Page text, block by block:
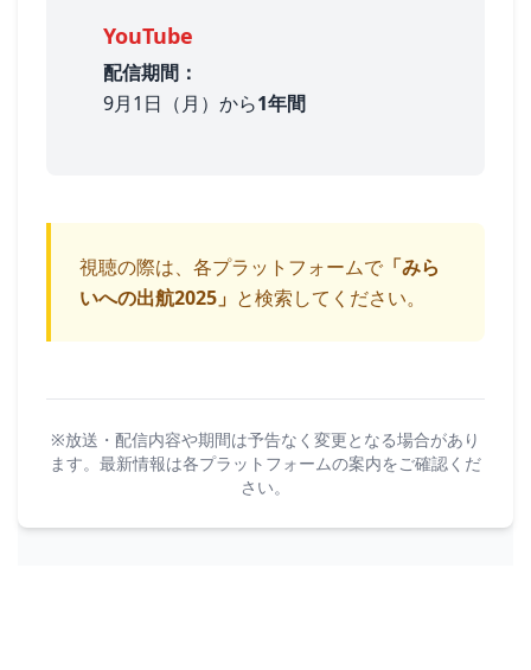
YouTube
配信期間：
9月1日（月） から1年間
視聴の際は、各プラットフォームで 「みら
いへの出航2025」 と検索してください。
※放送・配信内容や期間は予告なく変更となる場合があり
ます。最新情報は各プラットフォームの案内をご確認くだ
さい。